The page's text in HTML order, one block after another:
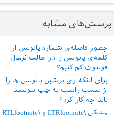
پرسش‌های مشابه
چطور فاصله‌ی شماره پانویس از
کلمه‌ی پانویس را در حالت نرمال
فوتنوت کم کنیم؟
برای اینکه زی پرشین پانویس ها را
از سمت راست به چپ بنویسد
باید چه کار کرد؟
مشکل \LTRfootnote و \RTLfootnote